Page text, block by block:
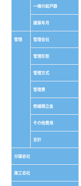
一棟の総戸数
建築年月
管理 管理会社
管理形態
管理方式
管理費
修繕積立金
その他費用
合計
分譲会社
施工会社